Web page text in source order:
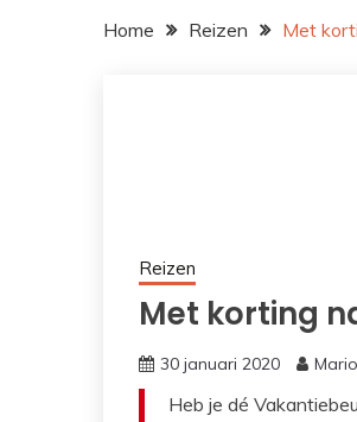
Home Reizen Met
Reizen
Met korting
30 januari 2020
Heb je dé